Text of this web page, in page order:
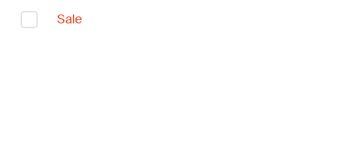
Sale